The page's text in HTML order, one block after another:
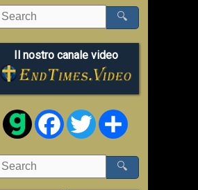
🔍
Il nostro canale video
FacebookTwitter
🔍